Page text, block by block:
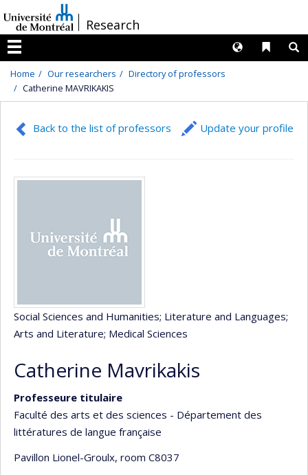
au
contenu
/Research
Menu
Liens
Langues
Home Our researchers
Directory of professors
Catherine MAVRIKAKIS
Back to the list of professors Update your profile
Social Sciences and Humanities; Literature and Languages;
Arts and Literature; Medical Sciences
Catherine Mavrikakis
Professeure titulaire
Faculté des arts et des sciences - Département des
littératures de langue française
Pavillon Lionel-Groulx, room C8037